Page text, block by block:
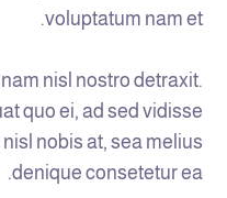
voluptatum nam et.
nisl nostro detraxit.
quo ei, ad sed vidisse
nobis at, sea melius
denique consetetur ea.